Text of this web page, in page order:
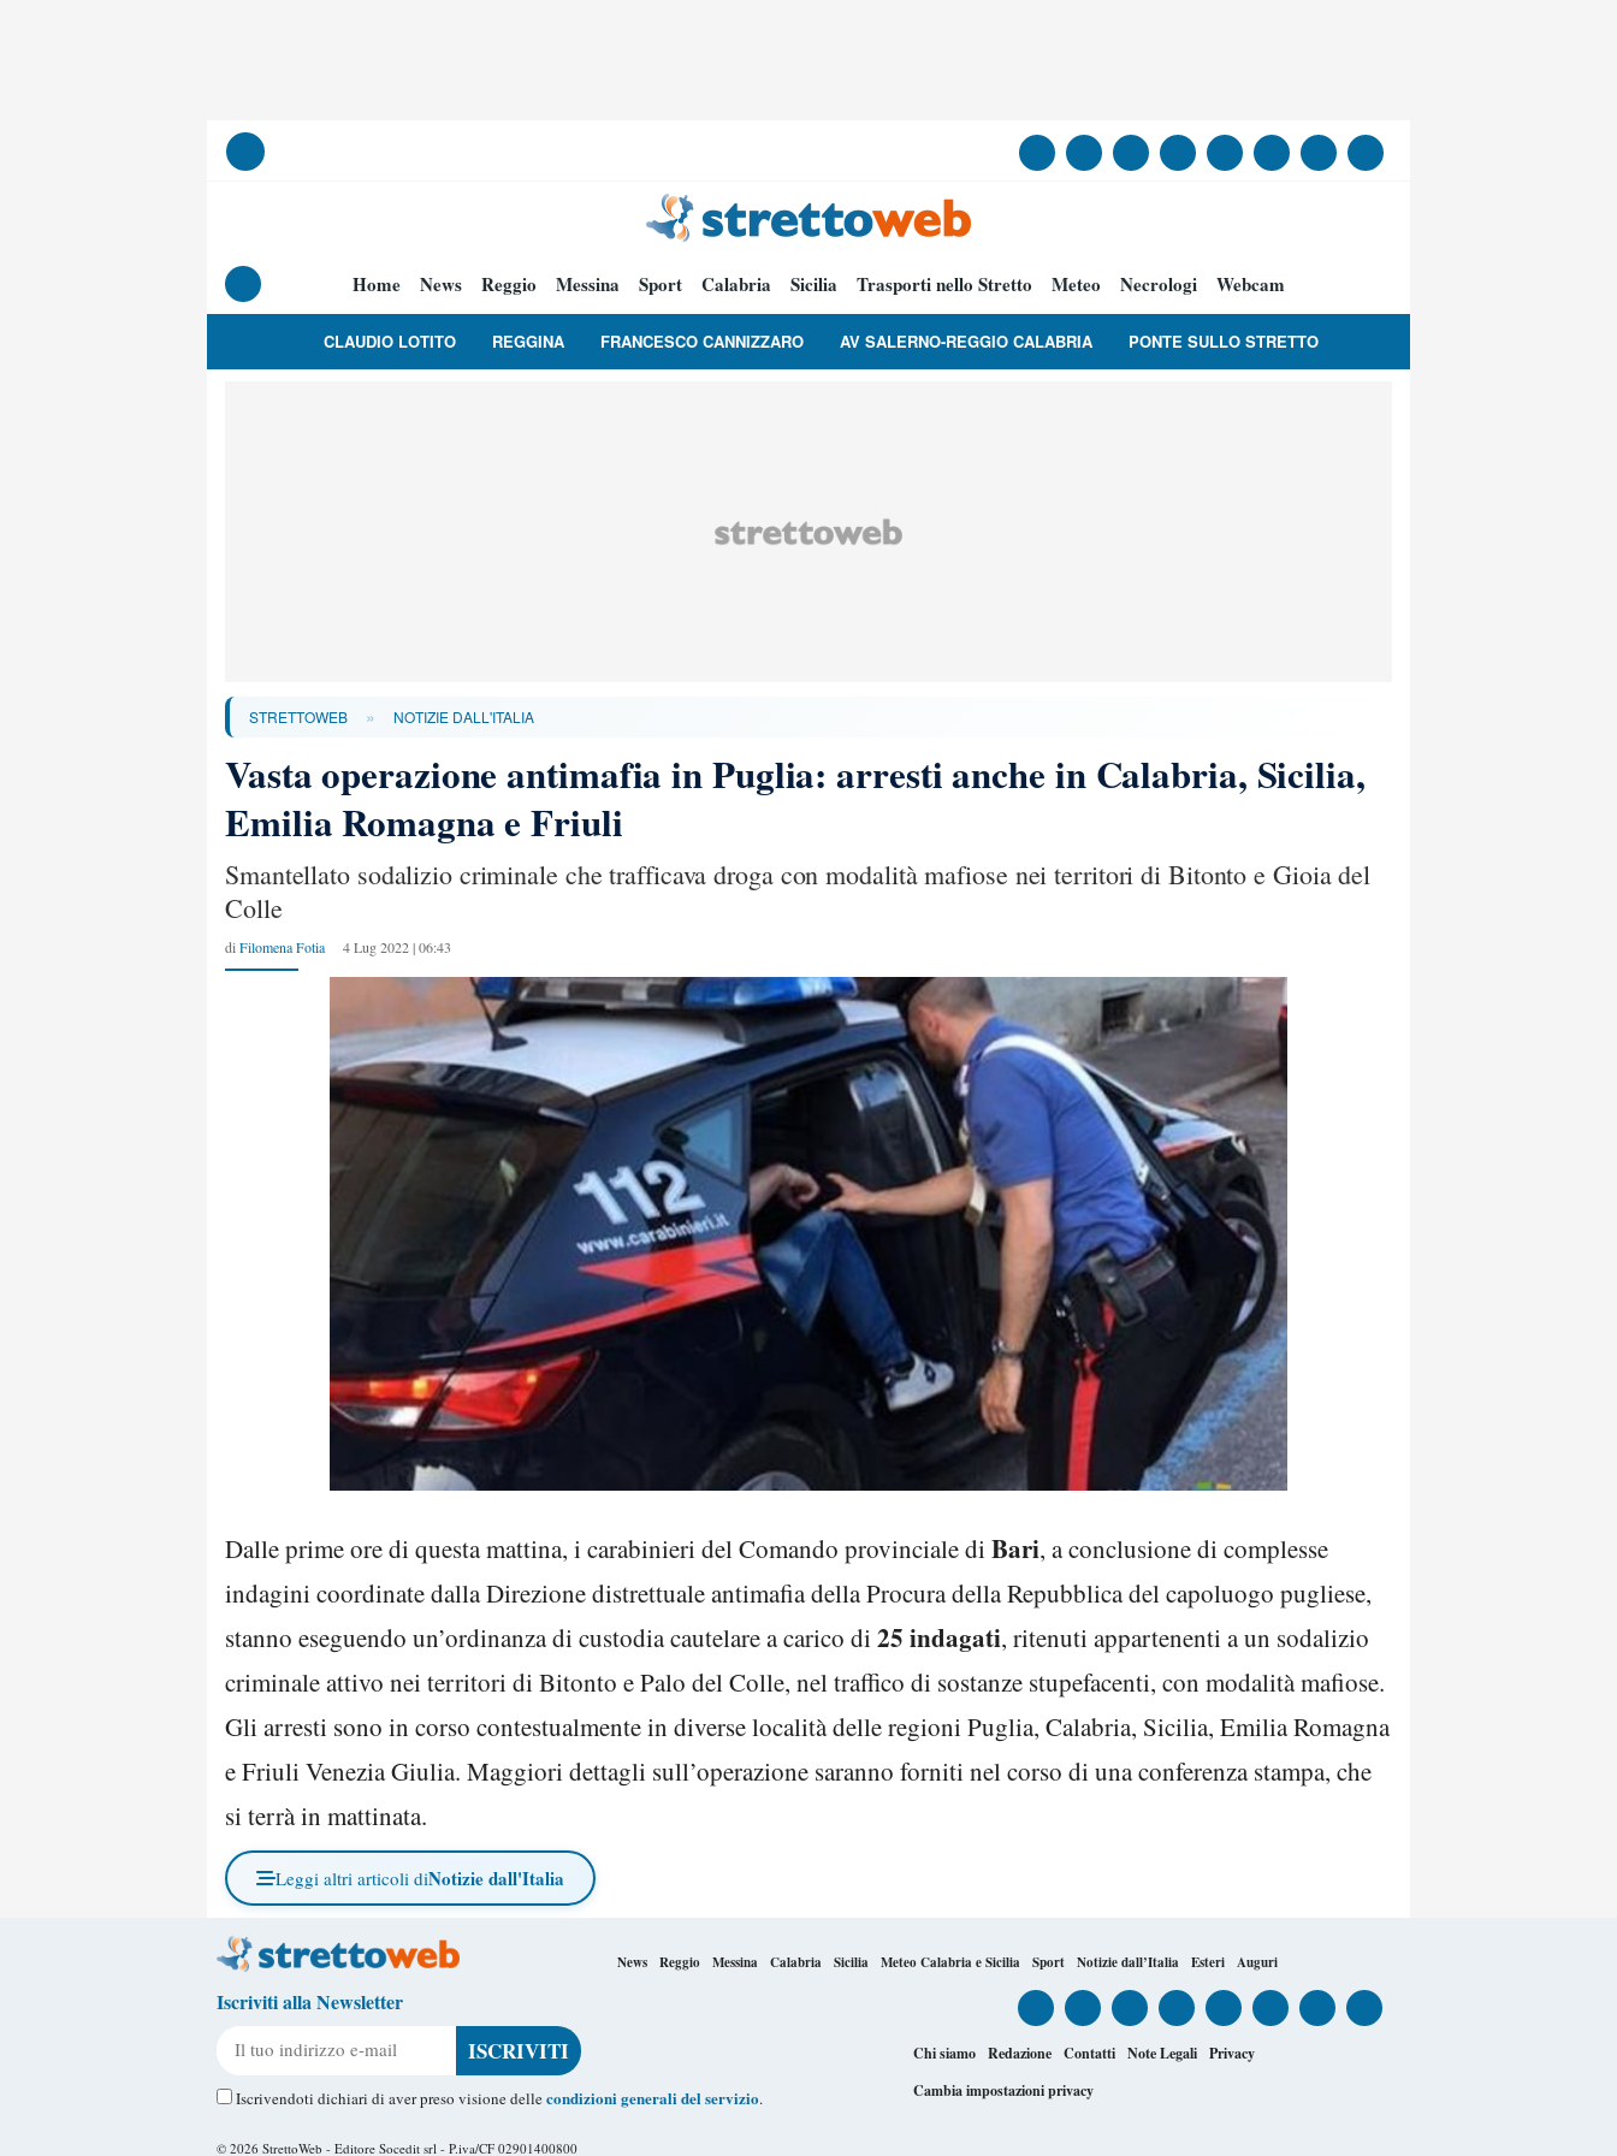
Home News Reggio Messina Sport Calabria Sicilia Trasporti nello Stretto Meteo Necrologi Webcam
CLAUDIO LOTITO REGGINA FRANCESCO CANNIZZARO AV SALERNO-REGGIO CALABRIA PONTE SULLO STRETTO
STRETTOWEB » NOTIZIE DALL'ITALIA
Vasta operazione antimafia in Puglia: arresti anche in Calabria, Sicilia,
Emilia Romagna e Friuli
Smantellato sodalizio criminale che trafficava droga con modalità mafiose nei territori di Bitonto e Gioia del
Colle
di Filomena Fotia 4 Lug 2022 | 06:43
Dalle prime ore di questa mattina, i carabinieri del Comando provinciale di Bari, a conclusione di complesse
indagini coordinate dalla Direzione distrettuale antimafia della Procura della Repubblica del capoluogo pugliese,
stanno eseguendo un’ordinanza di custodia cautelare a carico di 25 indagati, ritenuti appartenenti a un sodalizio
criminale attivo nei territori di Bitonto e Palo del Colle, nel traffico di sostanze stupefacenti, con modalità mafiose.
Gli arresti sono in corso contestualmente in diverse località delle regioni Puglia, Calabria, Sicilia, Emilia Romagna
e Friuli Venezia Giulia. Maggiori dettagli sull’operazione saranno forniti nel corso di una conferenza stampa, che
si terrà in mattinata.
Leggi altri articoli diNotizie dall'Italia
News Reggio Messina Calabria Sicilia Meteo Calabria e Sicilia Sport Notizie dall’Italia Esteri Auguri
Iscriviti alla Newsletter
Iscrivendoti dichiari di aver preso visione dellecondizioni generali del servizio.
Chi siamo Redazione Contatti Note Legali Privacy
Cambia impostazioni privacy
© 2026 StrettoWeb - Editore Socedit srl - P.iva/CF 02901400800